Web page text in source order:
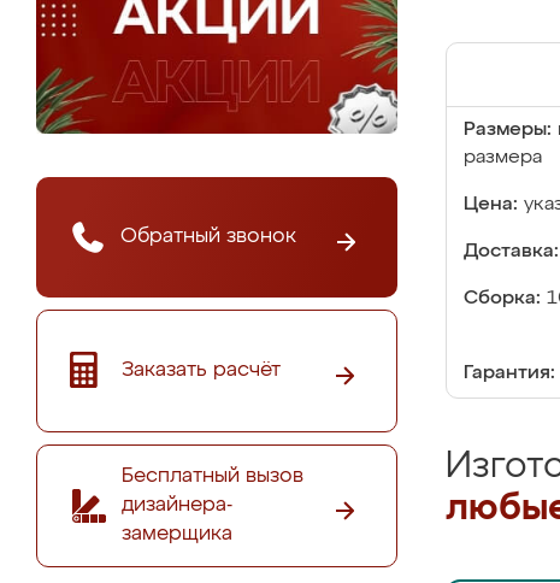
Обратный звонок
Заказать расчёт
Бесплатный вызов
дизайнера-
замерщика
Размеры:
размера
Цена:
Доставка:
Сборка:
Гарантия: